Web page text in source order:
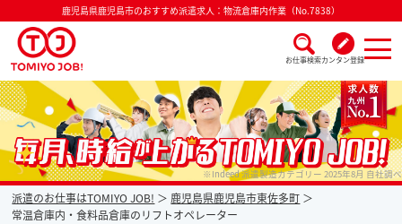
鹿児島県鹿児島市のおすすめ派遣求人：物流倉庫内作業（No.7838）
お仕事検索カンタン登録
派遣なら毎月時給が上がるトミヨジョブ ※Indeed 派遣製造カテゴリー 2025年8月 自社調べ
派遣のお仕事はTOMIYO JOB!
鹿児島県鹿児島市東佐多町
常温倉庫内・食料品倉庫のリフトオペレーター